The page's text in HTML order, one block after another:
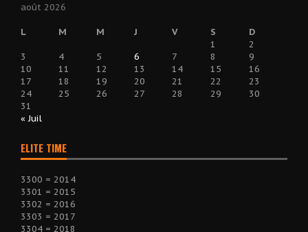
août 2026
L M M J V S
D
1
2
3
4 5 6 7 8
9
10
11 12 13 14 15
16
17
18 19 20 21 22
23
24
25 26 27 28 29
30
31
« Juil
ELITE TIME
3300 = 2014
3301 = 2015
3302 = 2016
3303 = 2017
3304 = 2018